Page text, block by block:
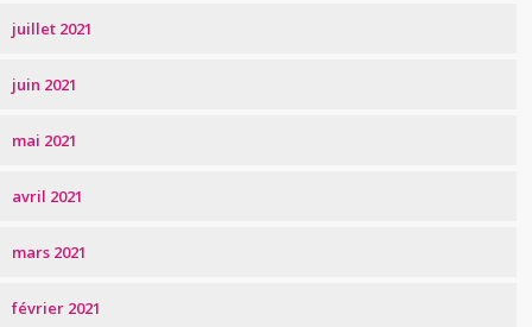
juillet 2021
juin 2021
mai 2021
avril 2021
mars 2021
février 2021